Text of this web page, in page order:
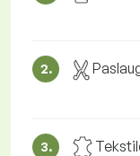
2.
3.